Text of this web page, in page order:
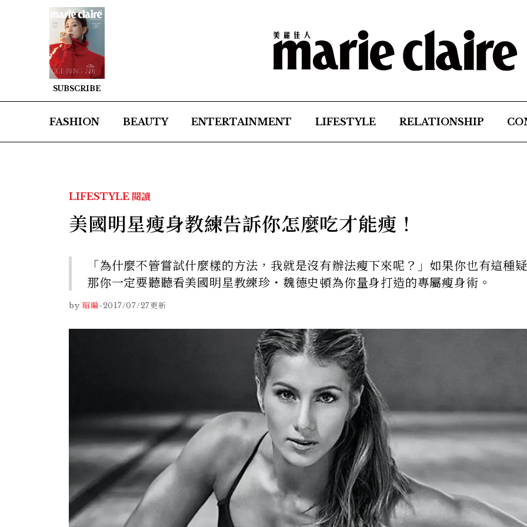
SUBSCRIBE
FASHION BEAUTY ENTERTAINMENT LIFESTYLE RELATIONSHIP
LIFESTYLE 閱讀
美國明星瘦身教練告訴你怎麼吃才能瘦！
「為什麼不管嘗試什麼樣的方法，我就是沒有辦法瘦下來呢？」如果你也有這種
那你一定要聽聽看美國明星教練珍・魏德史頓為你量身打造的專屬瘦身術。
by 昭編-2017/07/27更新